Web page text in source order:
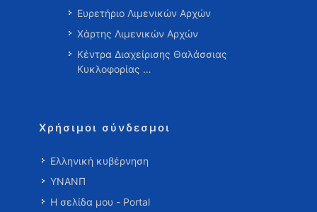
Ευρετήριο Λιμενικών Αρχών
Χάρτης Λιμενικών Αρχών
Κέντρα Διαχείρισης Θαλάσσιας
Κυκλοφορίας …
Χρήσιμοι σύνδεσμοι
Ελληνική κυβέρνηση
ΥΝΑΝΠ
Η σελίδα μου - Portal